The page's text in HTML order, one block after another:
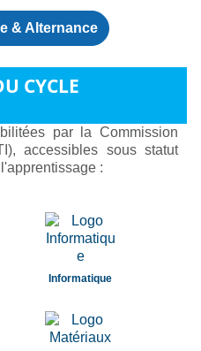
& Alternance
CYCLE
par la Commission
accessibles sous statut
:
Informatique